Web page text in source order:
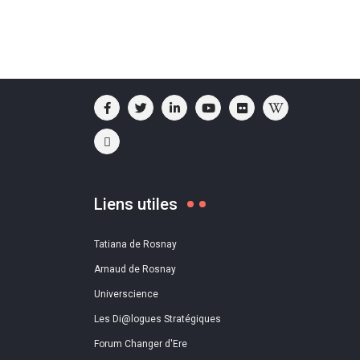
Liens utiles
Tatiana de Rosnay
Arnaud de Rosnay
Universcience
Les Di@logues Stratégiques
Forum Changer d'Ere